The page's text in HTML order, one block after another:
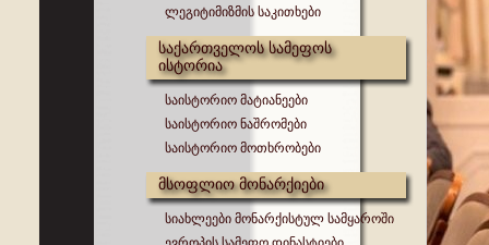
ლეგიტიმიზმის საკითხები
საქართველოს სამეფოს
ისტორია
საისტორიო მატიანეები
საისტორიო ნაშრომები
საისტორიო მოთხრობები
მსოფლიო მონარქიები
სიახლეები მონარქისტულ სამყაროში